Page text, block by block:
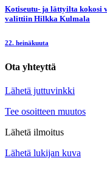
Kotiseutu- ja lättyilta kokosi
valittiin Hilkka Kulmala
22. heinäkuuta
Ota yhteyttä
Lähetä juttuvinkki
Tee osoitteen muutos
Lähetä ilmoitus
Lähetä lukijan kuva